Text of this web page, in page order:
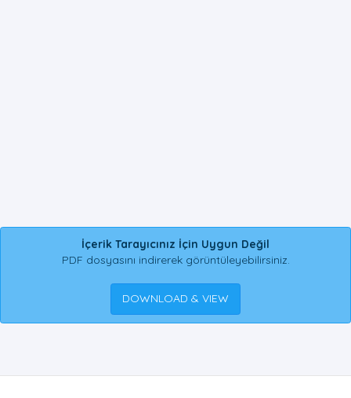
İçerik Tarayıcınız İçin Uygun Değil
PDF dosyasını indirerek görüntüleyebilirsiniz.
DOWNLOAD & VIEW